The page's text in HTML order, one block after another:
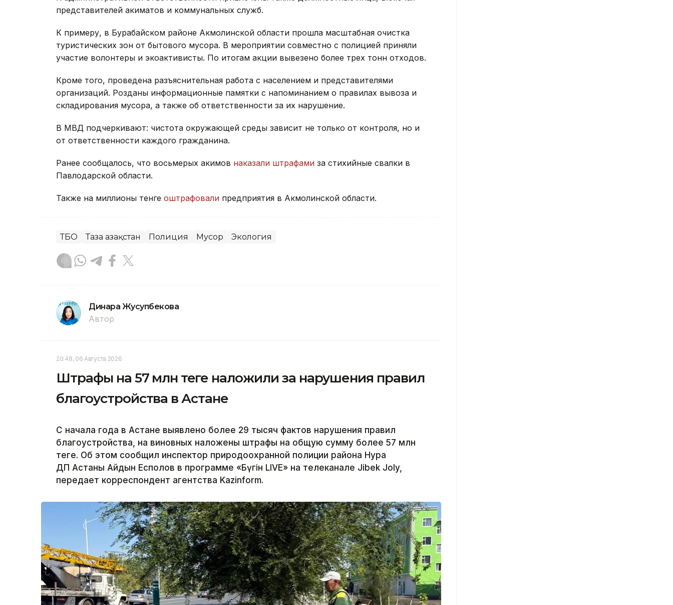
представителей акиматов и коммунальных служб.
К примеру, в Бурабайском районе Акмолинской области прошла масштабная очистка
туристических зон от бытового мусора. В мероприятии совместно с полицией приняли
участие волонтеры и экоактивисты. По итогам акции вывезено более трех тонн отходов.
Кроме того, проведена разъяснительная работа с населением и представителями
организаций. Розданы информационные памятки с напоминанием о правилах вывоза и
складирования мусора, а также об ответственности за их нарушение.
В МВД подчеркивают: чистота окружающей среды зависит не только от контроля, но и
от ответственности каждого гражданина.
Ранее сообщалось, что восьмерых акимов наказали штрафами за стихийные свалки в
Павлодарской области.
Также на миллионы тенге оштрафовали предприятия в Акмолинской области.
ТБО Таза Қазақстан Полиция Мусор Экология
Динара Жусупбекова
Автор
20:48, 06 Августа 2026
Штрафы на 57 млн теңге наложили за нарушения правил
благоустройства в Астане
С начала года в Астане выявлено более 29 тысяч фактов нарушения правил
благоустройства, на виновных наложены штрафы на общую сумму более 57 млн
теңге. Об этом сообщил инспектор природоохранной полиции района Нура
ДП Астаны Айдын Есполов в программе «Бүгін LIVE» на телеканале Jibek Joly,
передает корреспондент агентства Kazinform.